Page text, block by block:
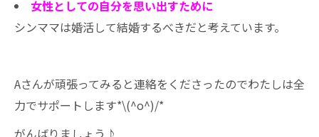
女性としての自分を思い出すために
シンママは婚活して結婚するべきだと考えています。
Aさんが頑張ってみると連絡をくださったのでわたしは全
力でサポートします*\(^o^)/*
がんばりましょう♪